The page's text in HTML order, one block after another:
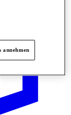
annehmen